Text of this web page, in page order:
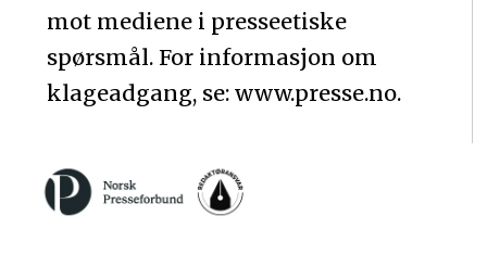
mot mediene i presseetiske
spørsmål. For informasjon om
klageadgang, se: www.presse.no.